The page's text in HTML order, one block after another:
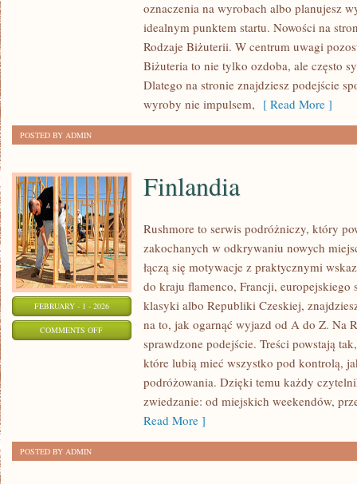
oznaczenia na wyrobach albo planujesz
idealnym punktem startu. Nowości na
Rodzaje Biżuterii. W centrum uwagi
Biżuteria to nie tylko ozdoba, ale często
Dlatego na stronie znajdziesz podejście
wyroby nie impulsem, [ Read More ]
POSTED BY ADMIN
FEBRUARY - 1 - 2026
COMMENTS OFFON
FINLANDIA
Finlandia
Rushmore to serwis podróżniczy, który
zakochanych w odkrywaniu nowych
łączą się motywacje z praktycznymi
do kraju flamenco, Francji, europejskiego
klasyki albo Republiki Czeskiej,
na to, jak ogarnąć wyjazd od A do Z. Na
sprawdzone podejście. Treści powstają
które lubią mieć wszystko pod kontrolą,
podróżowania. Dzięki temu każdy
zwiedzanie: od miejskich weekendów,
Read More ]
POSTED BY ADMIN